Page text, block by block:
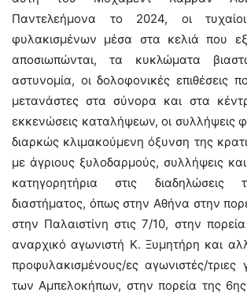
Παντελεήμονα το 2024, οι
φυλακισμένων μέσα στα κελιά που
αποσιωπώνται, τα κυκλώματα
αστυνομία, οι δολοφονικές επιθέσεις
μετανάστες στα σύνορα και στα
εκκενώσεις καταλήψεων, οι συλλήψεις
διαρκώς κλιμακούμενη όξυνση της
με άγριους ξυλοδαρμούς, συλλήψεις
κατηγορητήρια στις διαδηλώσεις
διαστήματος, όπως στην Αθήνα στην
στην Παλαιστίνη στις 7/10, στην
αναρχικό αγωνιστή Κ. Ξυμητήρη και
προφυλακισμένους/ες αγωνιστές/τριες
των Αμπελοκήπων, στην πορεία της